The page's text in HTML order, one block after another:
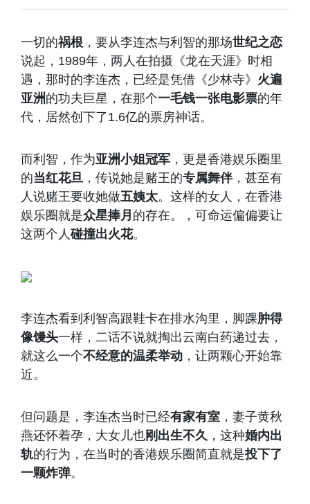
一切的祸根 ，要从李连杰与利智的那场世纪之恋
说起，1989年，两人在拍摄《龙在天涯》时相
遇，那时的李连杰，已经是凭借《少林寺》 火遍
亚洲 的功夫巨星，在那个一毛钱一张电影票的年
代，居然创下了1.6亿的票房神话。
而利智，作为亚洲小姐冠军 ，更是香港娱乐圈里
的当红花旦 ，传说她是赌王的专属舞伴，甚至有
人说赌王要收她做五姨太。这样的女人，在香港
娱乐圈就是众星捧月 的存在。，可命运偏偏要让
这两个人碰撞出火花。
李连杰看到利智高跟鞋卡在排水沟里，脚踝肿得
像馒头一样，二话不说就掏出云南白药递过去，
就这么一个不经意的温柔举动 ，让两颗心开始靠
近。
但问题是，李连杰当时已经有家有室 ，妻子黄秋
燕还怀着孕，大女儿也刚出生不久 ，这种婚内出
轨的行为，在当时的香港娱乐圈简直就是投下了
一颗炸弹。